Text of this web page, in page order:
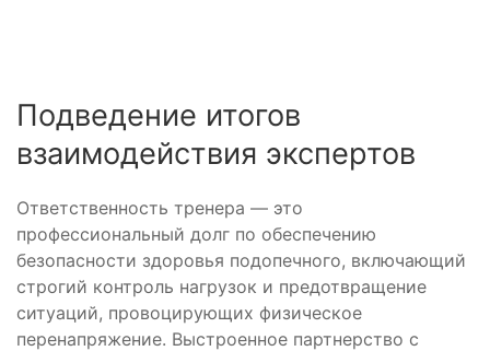
Подведение итогов
взаимодействия экспертов
Ответственность тренера — это
профессиональный долг по обеспечению
безопасности здоровья подопечного, включающий
строгий контроль нагрузок и предотвращение
ситуаций, провоцирующих физическое
перенапряжение. Выстроенное партнерство с